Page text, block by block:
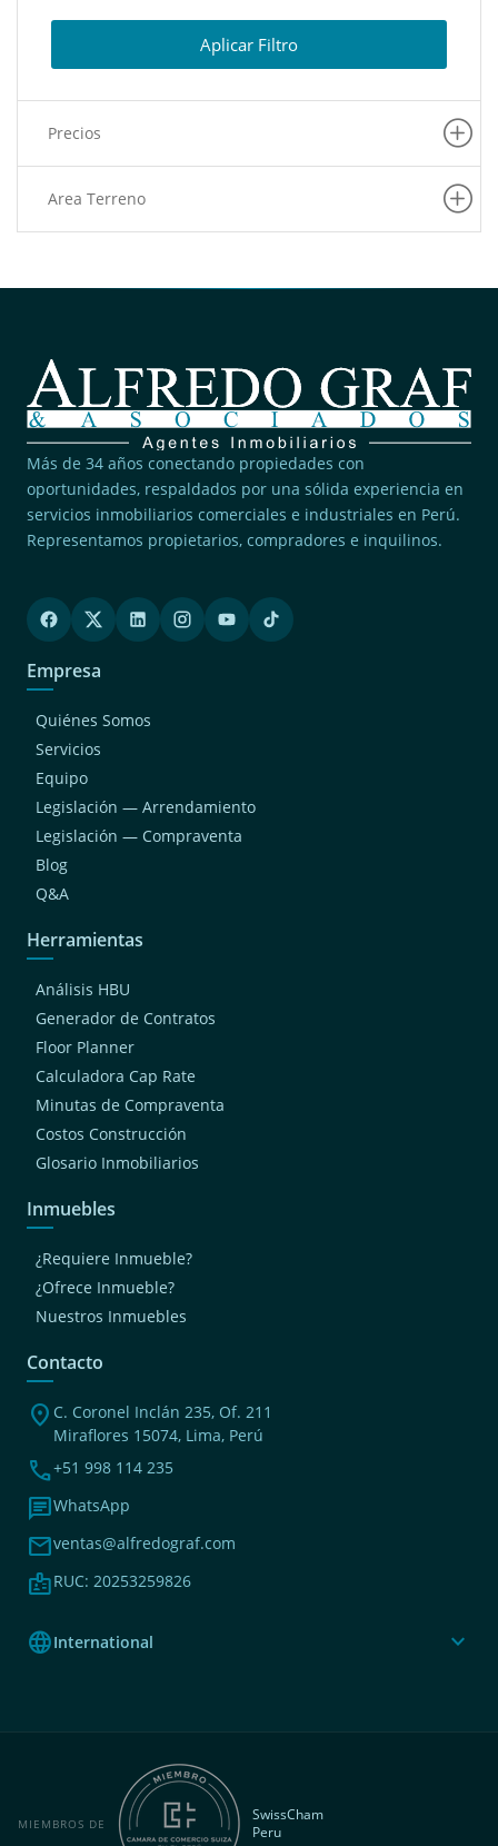
Chorrillos (1)
La Molina (1)
San Juan De Miraflores
Aplicar Filtro
Precios
Area Terreno
Más de 34 años conectando propiedades con
oportunidades, respaldados por una sólida experiencia en
servicios inmobiliarios comerciales e industriales en Perú.
Representamos propietarios, compradores e inquilinos.
Empresa
Quiénes Somos
Servicios
Equipo
Legislación — Arrendamiento
Legislación — Compraventa
Blog
Q&A
Herramientas
Análisis HBU
Generador de Contratos
Floor Planner
Calculadora Cap Rate
Minutas de Compraventa
Costos Construcción
Glosario Inmobiliarios
Inmuebles
¿Requiere Inmueble?
¿Ofrece Inmueble?
Nuestros Inmuebles
Contacto
location_on C. Coronel Inclán 235, Of. 211
Miraflores 15074, Lima, Perú
phone+51 998 114 235
chatWhatsApp
mailventas@alfredograf.com
badgeRUC: 20253259826
languageInternational expand_more
MIEMBROS DE
SwissCham
Peru